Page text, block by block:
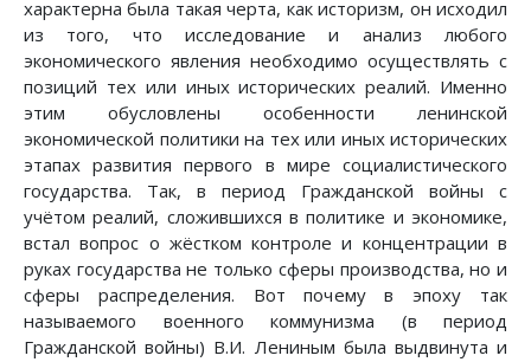
характерна была такая черта, как историзм, он исходил
из того, что исследование и анализ любого
экономического явления необходимо осуществлять с
позиций тех или иных исторических реалий. Именно
этим обусловлены особенности ленинской
экономической политики на тех или иных исторических
этапах развития первого в мире социалистического
государства. Так, в период Гражданской войны с
учётом реалий, сложившихся в политике и экономике,
встал вопрос о жёстком контроле и концентрации в
руках государства не только сферы производства, но и
сферы распределения. Вот почему в эпоху так
называемого военного коммунизма (в период
Гражданской войны) В.И. Лениным была выдвинута и